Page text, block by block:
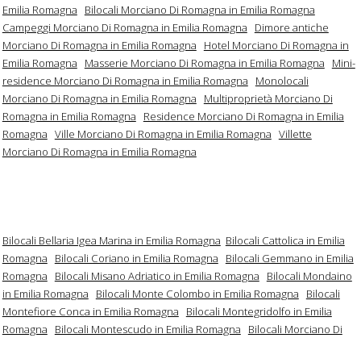
Emilia Romagna
Bilocali Morciano Di Romagna in Emilia Romagna
Campeggi Morciano Di Romagna in Emilia Romagna
Dimore antiche
Morciano Di Romagna in Emilia Romagna
Hotel Morciano Di Romagna in
Emilia Romagna
Masserie Morciano Di Romagna in Emilia Romagna
Mini-
residence Morciano Di Romagna in Emilia Romagna
Monolocali
Morciano Di Romagna in Emilia Romagna
Multiproprietà Morciano Di
Romagna in Emilia Romagna
Residence Morciano Di Romagna in Emilia
Romagna Ville Morciano Di Romagna in Emilia Romagna Villette
Morciano Di Romagna in Emilia Romagna
Bilocali Bellaria Igea Marina in Emilia Romagna Bilocali Cattolica in Emilia
Romagna
Bilocali Coriano in Emilia Romagna
Bilocali Gemmano in Emilia
Romagna
Bilocali Misano Adriatico in Emilia Romagna
Bilocali Mondaino
in Emilia Romagna
Bilocali Monte Colombo in Emilia Romagna
Bilocali
Montefiore Conca in Emilia Romagna
Bilocali Montegridolfo in Emilia
Romagna
Bilocali Montescudo in Emilia Romagna
Bilocali Morciano Di